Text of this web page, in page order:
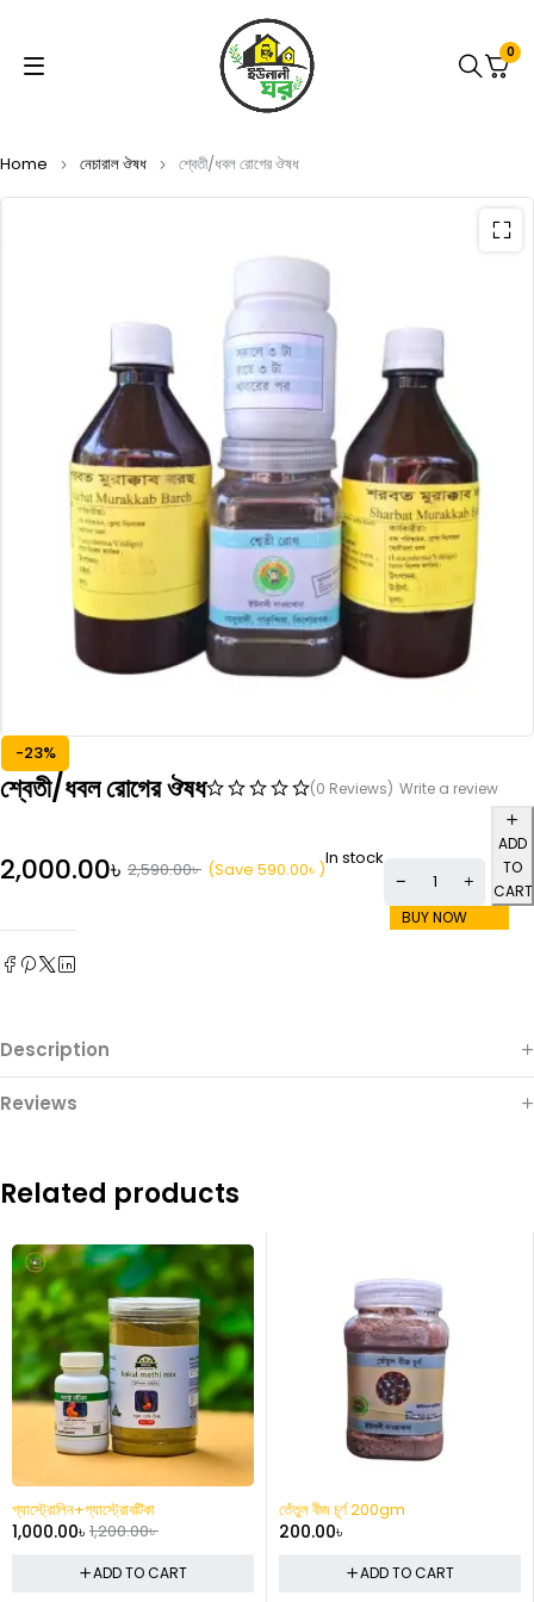
0
Home নেচারাল ঔষধ শ্বেতী/ধবল রোগের ঔষধ
-23%
শ্বেতী/ধবল রোগের ঔষধ (0 Reviews) Write a review
2,590.00৳
2,000.00৳ (Save 590.00৳ )In stock
ADD
TO
CART
BUY NOW
Description
Reviews
Related products
তেঁতুল বীজ চূর্ণ 200gm
200.00৳
ADD TO CART
-37%
প্রস্রাবের সাথে ক্ষয়
1,500.00
ADD TO CART